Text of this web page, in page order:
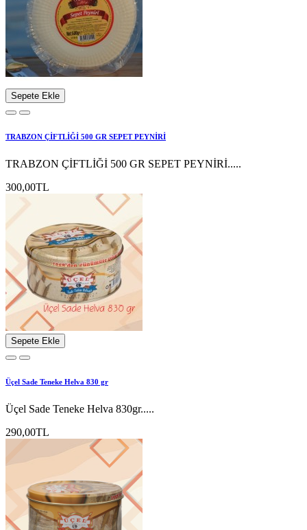
Sepete Ekle
TRABZON ÇİFTLİĞİ 500 GR SEPET PEYNİRİ
TRABZON ÇİFTLİĞİ 500 GR SEPET PEYNİRİ.....
300,00TL
Sepete Ekle
Üçel Sade Teneke Helva 830 gr
Üçel Sade Teneke Helva 830gr.....
290,00TL